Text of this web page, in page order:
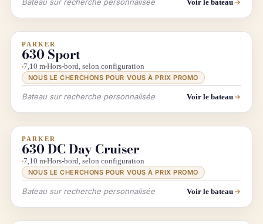
Voir le bateau
INFO & RECHERCHE
PARKER
630 Sport
7,10 m Hors-bord, selon configuration
NOUS LE CHERCHONS POUR VOUS À PRIX PROMO
Bateau sur recherche personnalisée Voir le bateau
INFO & RECHERCHE
PARKER
630 DC Day Cruiser
7,10 m Hors-bord, selon configuration
NOUS LE CHERCHONS POUR VOUS À PRIX PROMO
Bateau sur recherche personnalisée Voir le bateau